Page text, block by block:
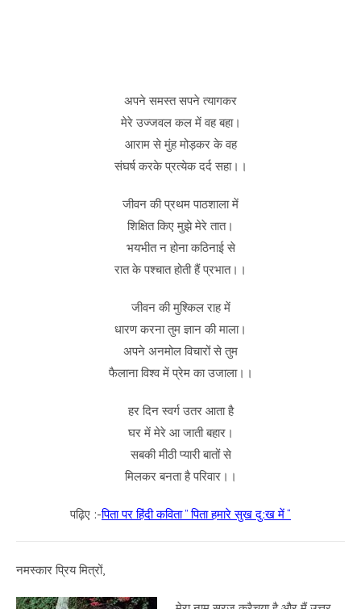
अपने समस्त सपने त्यागकर
मेरे उज्जवल कल में वह बहा।
आराम से मुंह मोड़कर के वह
संघर्ष करके प्रत्येक दर्द सहा।।
जीवन की प्रथम पाठशाला में
शिक्षित किए मुझे मेरे तात।
भयभीत न होना कठिनाई से
रात के पश्चात होती हैं प्रभात।।
जीवन की मुश्किल राह में
धारण करना तुम ज्ञान की माला।
अपने अनमोल विचारों से तुम
फैलाना विश्व में प्रेम का उजाला।।
हर दिन स्वर्ग उतर आता है
घर में मेरे आ जाती बहार।
सबकी मीठी प्यारी बातों से
मिलकर बनता है परिवार।।
पढ़िए :-पिता पर हिंदी कविता ” पिता हमारे सुख दु:ख में “
नमस्कार प्रिय मित्रों,